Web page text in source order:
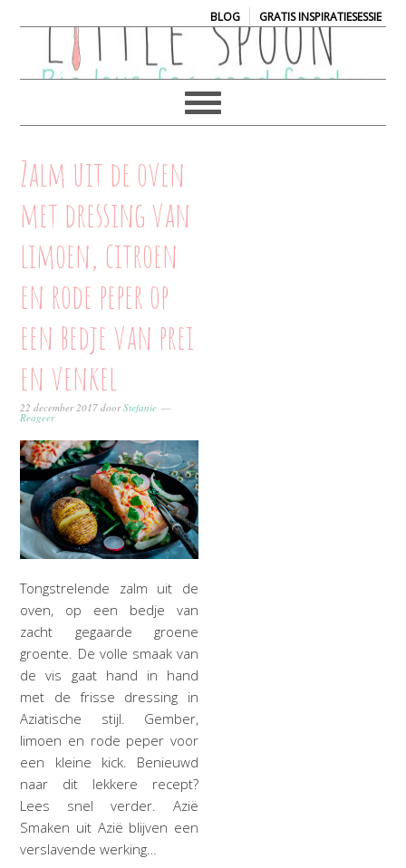
BLOG| GRATIS INSPIRATIESESSIE
Zalm uit de oven
met dressing van
limoen, citroen
en rode peper op
een bedje van prei
en venkel
22 december 2017 doorStefanie
Reageer
Tongstrelende zalm uit de
oven, op een bedje van
zacht gegaarde groene
groente. De volle smaak van
de vis gaat hand in hand
met de frisse dressing in
Aziatische stijl. Gember,
limoen en rode peper voor
een kleine kick. Benieuwd
naar dit lekkere recept?
Lees snel verder. Azië
Smaken uit Azië blijven een
verslavende werking…